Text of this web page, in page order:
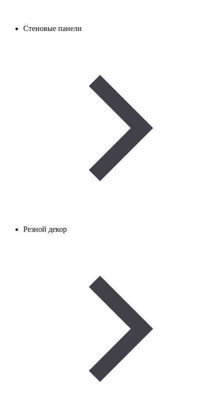
Стеновые панели
Резной декор